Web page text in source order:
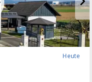
Heute